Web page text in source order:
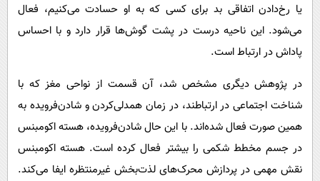
یا رخ‌دادن اتفاقی بد برای کسی که به او حسادت می‌کنیم، فعال
می‌شود. این ناحیه درست در پشت گوش‌ها قرار دارد و با احساس
پاداش در ارتباط است.
در پژوهش دیگری مشخص شد، آن قسمت از نواحی مغز که با
شناخت اجتماعی در ارتباطند، در زمان همدلی‌کردن و شادن‌فرویده به
همین صورت فعال شده‌اند. با این حال شادن‌فرویده، هسته اکومبنس
در جسم مخطط شکمی را بیشتر فعال کرده است. هسته اکومبنس
نقش مهمی در پردازش محرک‌های لذت‌بخش غیرمنتظره ایفا می‌کند.